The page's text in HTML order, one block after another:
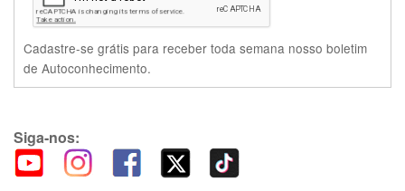
Cadastre-se grátis para receber toda semana nosso boletim
de Autoconhecimento.
Siga-nos: